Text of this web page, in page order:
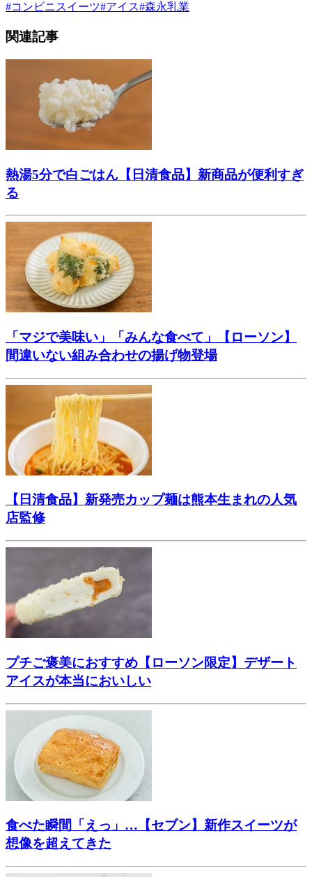
#コンビニスイーツ#アイス#森永乳業
関連記事
熱湯5分で白ごはん【日清食品】新商品が便利すぎ
る
「マジで美味い」「みんな食べて」【ローソン】
間違いない組み合わせの揚げ物登場
【日清食品】新発売カップ麺は熊本生まれの人気
店監修
プチご褒美におすすめ【ローソン限定】デザート
アイスが本当においしい
食べた瞬間「えっ」…【セブン】新作スイーツが
想像を超えてきた